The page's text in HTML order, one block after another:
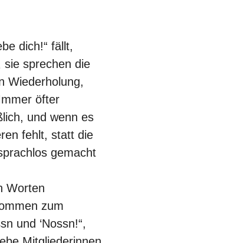
dich!“ fällt,
sie sprechen die
Wiederholung,
öfter
und wenn es
fehlt, statt die
gemacht
Worten
zum
und ‘Nossn!“,